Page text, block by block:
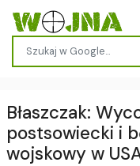
Błaszczak:
postsowiecki i
wojskowy w